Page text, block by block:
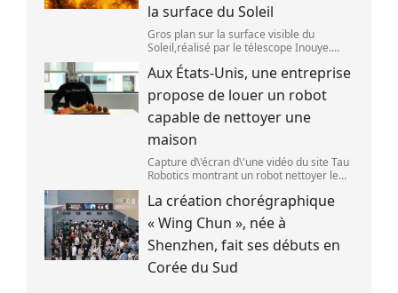
la surface du Soleil
Gros plan sur la surface visible du
Soleil,réalisé par le télescope Inouye.
(NSF/NSO/AURA/MPS) Certains se
préparent peut-être à photographier le
mieux possible l\'éclipse solaire,prévue le
1
Aux États-Unis, une entreprise
propose de louer un robot
capable de nettoyer une
maison
Capture d\'écran d\'une vidéo du site Tau
Robotics montrant un robot nettoyer le
Robotics)
La création chorégraphique
« Wing Chun », née à
Shenzhen, fait ses débuts en
Corée du Sud